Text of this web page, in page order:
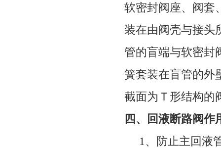
软密封阀座、阀套
装在由阀壳与接头
管的盲端与软密封
簧套装在盲管的外
截面为Ｔ形结构的
四 、回液断路阀作
1、防止主回液